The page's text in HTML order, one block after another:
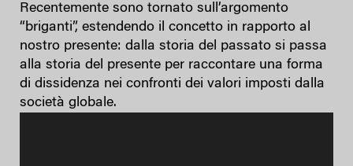
Recentemente sono tornato sull’argomento
“briganti”, estendendo il concetto in rapporto al
nostro presente: dalla storia del passato si passa
alla storia del presente per raccontare una forma
di dissidenza nei confronti dei valori imposti dalla
società globale.